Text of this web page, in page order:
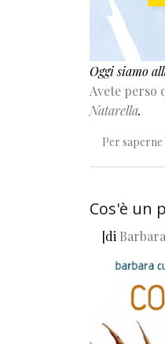
Oggi siamo
Avete perso
Natarella.
Per
Cos'è un
[di